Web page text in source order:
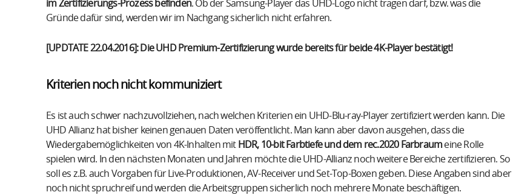
im Zertifizierungs-Prozess befinden. Ob der Samsung-Player das UHD-Logo nicht tragen darf, bzw. was die
Gründe dafür sind, werden wir im Nachgang sicherlich nicht erfahren.
[UPDTATE 22.04.2016]: Die UHD Premium-Zertifizierung wurde bereits für beide 4K-Player bestätigt!
Kriterien noch nicht kommuniziert
Es ist auch schwer nachzuvollziehen, nach welchen Kriterien ein UHD-Blu-ray-Player zertifiziert werden kann. Die
UHD Allianz hat bisher keinen genauen Daten veröffentlicht. Man kann aber davon ausgehen, dass die
Wiedergabemöglichkeiten von 4K-Inhalten mit HDR, 10-bit Farbtiefe und dem rec.2020 Farbraumeine Rolle
spielen wird. In den nächsten Monaten und Jahren möchte die UHD-Allianz noch weitere Bereiche zertifizieren. So
soll es z.B. auch Vorgaben für Live-Produktionen, AV-Receiver und Set-Top-Boxen geben. Diese Angaben sind aber
noch nicht spruchreif und werden die Arbeitsgruppen sicherlich noch mehrere Monate beschäftigen.